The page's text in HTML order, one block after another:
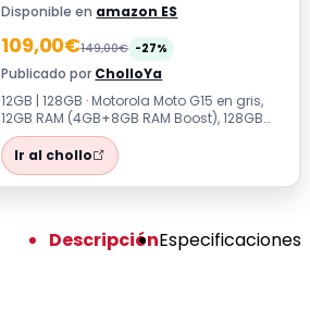
Disponible en amazon ES
109,00€149,00€ -27%
Publicado por CholloYa
12GB | 128GB · Motorola Moto G15 en gris,
12GB RAM (4GB+8GB RAM Boost), 128GB
almacenamiento, pantalla 6,72” FHD+,
cá...Ir al chollo
DescripciónEspecificaciones